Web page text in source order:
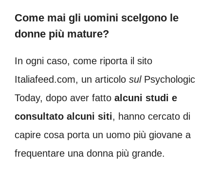
Come mai gli uomini scelgono le
donne più mature?
In ogni caso, come riporta il sito
Italiafeed.com, un articolo sul Psychologic
Today, dopo aver fatto alcuni studi e
consultato alcuni siti, hanno cercato di
capire cosa porta un uomo più giovane a
frequentare una donna più grande.